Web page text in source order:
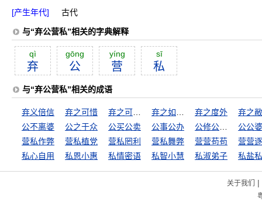
[产生年代]
古代
与“弃公营私”相关的字典解释
qì
弃
gōng
公
yíng
营
sī
私
与“弃公营私”相关的成语
弃义倍信 弃之可惜 弃之度外
弃之
公不离婆
公之于众 公买公卖 公事公办
公公
营私作弊
营私植党 营私罔利 营私舞弊 营营苟苟
营营
私心自用
私恩小惠 私情密语 私智小慧 私淑弟子 私盐
关于我们 |